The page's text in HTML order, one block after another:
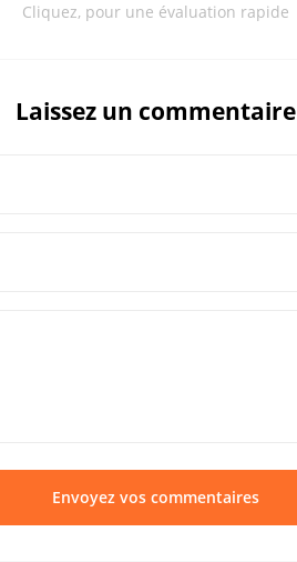
Cliquez, pour une évaluation rapide
Laissez un commentaire
Envoyez vos commentaires